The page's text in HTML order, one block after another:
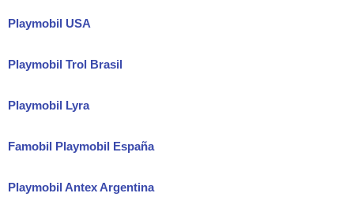
Playmobil USA
Playmobil Trol Brasil
Playmobil Lyra
Famobil Playmobil España
Playmobil Antex Argentina